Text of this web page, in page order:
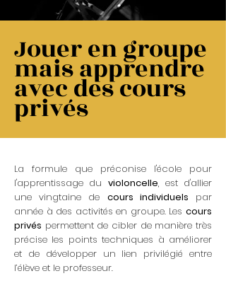
Jouer en groupe
mais apprendre
avec des cours
privés
La formule que préconise l'école pour
l'apprentissage du violoncelle, est d'allier
une vingtaine de cours individuels par
année à des activités en groupe. Les cours
privés permettent de cibler de manière très
précise les points techniques à améliorer
et de développer un lien privilégié entre
l’élève et le professeur.